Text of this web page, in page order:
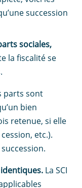
succession
sociales,
la fiscalité se
parts sont
bien
retenue, si elle
etc.).
La SCI